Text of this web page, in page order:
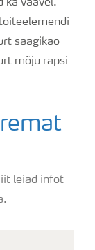
ka väävel.
saagikao
mõju rapsi
leiad infot